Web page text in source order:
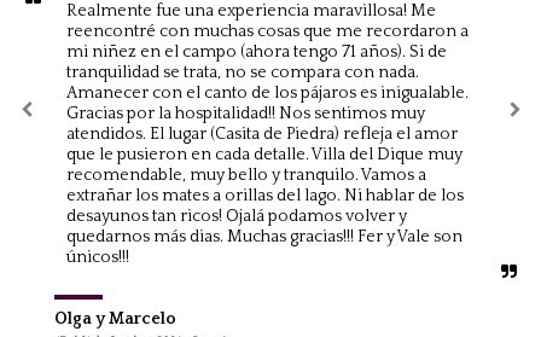
Realmente fue una experiencia maravillosa! Me
reencontré con muchas cosas que me recordaron a
mi niñez en el campo (ahora tengo 71 años). Si de
tranquilidad se trata, no se compara con nada.
Amanecer con el canto de los pájaros es inigualable.
Gracias por la hospitalidad!! Nos sentimos muy
atendidos. El lugar (Casita de Piedra) refleja el amor
que le pusieron en cada detalle. Villa del Dique muy
recomendable, muy bello y tranquilo. Vamos a
extrañar los mates a orillas del lago. Ni hablar de los
desayunos tan ricos! Ojalá podamos volver y
quedarnos más dias. Muchas gracias!!! Fer y Vale son
únicos!!!
Olga y Marcelo